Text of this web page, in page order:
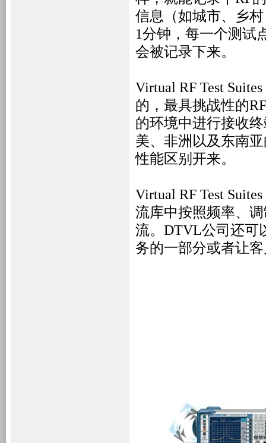
信息（如城市、乡
1分钟，每一个测试
会被记录下来。
Virtual RF Test Suites
的，最具挑战性的RF
的环境中进行接收
美、非洲以及东南
性能区别开来。
Virtual RF Test Suites
流库中按照频率、
流。 DTVL公司还可
务的一部分或者让